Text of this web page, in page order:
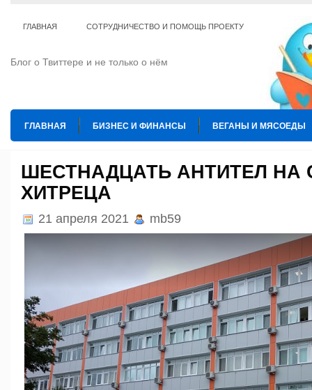
ГЛАВНАЯ СОТРУДНИЧЕСТВО И ПОМОЩЬ ПРОЕКТУ
Блог о Твиттере и не только о нём
ГЛАВНАЯ БИЗНЕС И ФИНАНСЫ ВЕГАНЫ И МЯСОЕДЫ
ТЕ КОГО ПРИРУЧИЛИ
ШЕСТНАДЦАТЬ АНТИТЕЛ НА
ХИТРЕЦА
21 апреля 2021 mb59